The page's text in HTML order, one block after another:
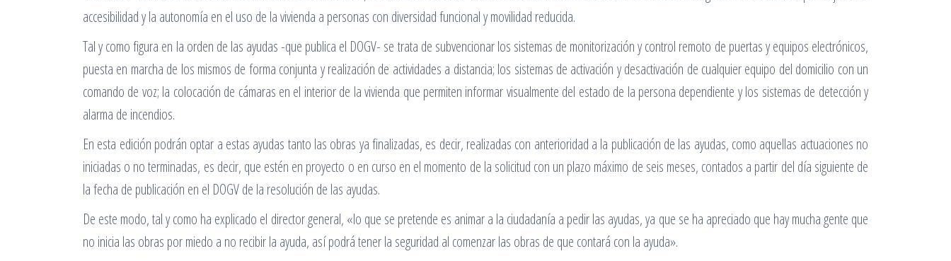
accesibilidad y la autonomía en el uso de la vivienda a personas con diversidad funcional y movilidad reducida.
Tal y como figura en la orden de las ayudas -que publica el DOGV- se trata de subvencionar los sistemas de monitorización y control remoto de puertas y equipos electrónicos,
puesta en marcha de los mismos de forma conjunta y realización de actividades a distancia; los sistemas de activación y desactivación de cualquier equipo del domicilio con un
comando de voz; la colocación de cámaras en el interior de la vivienda que permiten informar visualmente del estado de la persona dependiente y los sistemas de detección y
alarma de incendios.
En esta edición podrán optar a estas ayudas tanto las obras ya finalizadas, es decir, realizadas con anterioridad a la publicación de las ayudas, como aquellas actuaciones no
iniciadas o no terminadas, es decir, que estén en proyecto o en curso en el momento de la solicitud con un plazo máximo de seis meses, contados a partir del día siguiente de
la fecha de publicación en el DOGV de la resolución de las ayudas.
De este modo, tal y como ha explicado el director general, «lo que se pretende es animar a la ciudadanía a pedir las ayudas, ya que se ha apreciado que hay mucha gente que
no inicia las obras por miedo a no recibir la ayuda, así podrá tener la seguridad al comenzar las obras de que contará con la ayuda».